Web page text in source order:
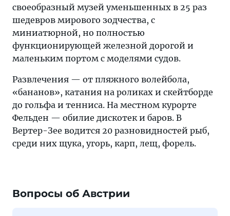
своеобразный музей уменьшенных в 25 раз
шедевров мирового зодчества, с
миниатюрной, но полностью
функционирующей железной дорогой и
маленьким портом с моделями судов.
Развлечения — от пляжного волейбола,
«бананов», катания на роликах и скейтборде
до гольфа и тенниса. На местном курорте
Фельден — обилие дискотек и баров. В
Вертер-Зее водится 20 разновидностей рыб,
среди них щука, угорь, карп, лещ, форель.
Вопросы об Австрии